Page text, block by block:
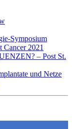
Symposium
2021
– Post St.
und Netze